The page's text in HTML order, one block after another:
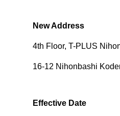
New Address
4th Floor, T-PLUS
16-12 Nihonbashi
Effective Date